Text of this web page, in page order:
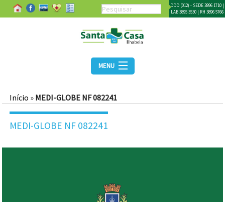
DDD (012) - SEDE 3896 1710 |
LAB 3895 3530 | RH 3896 5766
MENU
Início » MEDI-GLOBE NF 082241
MEDI-GLOBE NF 082241